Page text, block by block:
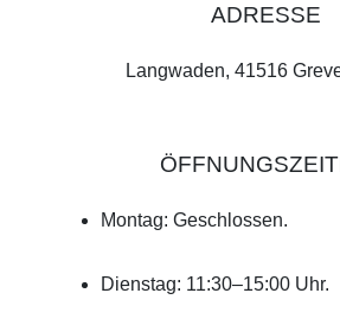
ADRESSE
Langwaden, 41516
Montag: Geschlossen.
Dienstag: 11:30–15:00 Uhr.